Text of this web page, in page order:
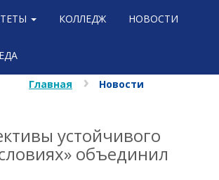
КОЛЛЕДЖ НОВОСТИ
Главная Новости
устойчивого
объединил